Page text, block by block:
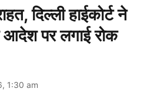
दिल्ली हाईकोर्ट ने
पर लगाई रोक
1:30 am